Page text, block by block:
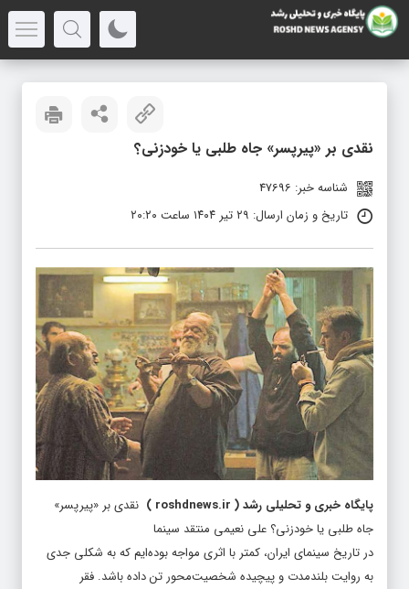
نقدی بر «پیرپسر» جاه طلبی یا خودزنی؟
شناسه خبر: 47696
تاریخ و زمان ارسال: ۲۹ تیر ۱۴۰۴ ساعت ۲۰:۲۰
پایگاه خبری و تحلیلی رشد(
roshdnews.ir
) نقدی بر «پیرپسر»
جاه طلبی یا خودزنی؟ علی نعیمی منتقد سینما
در تاریخ سینمای ایران، کمتر با اثری مواجه بوده‌ایم که به شکلی جدی
به روایت بلندمدت و پیچیده شخصیت‌محور تن داده باشد. فقر